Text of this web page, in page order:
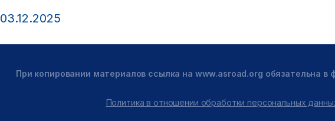
03.12.2025
При копировании материалов ссылка на www.asroad.org обязательна в
Политика в отношении обработки персональных